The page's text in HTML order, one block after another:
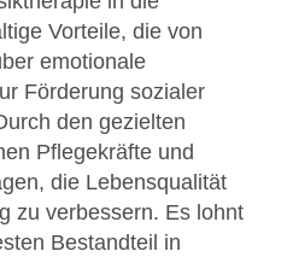
Vorteile, die von
emotionale
Förderung sozialer
den gezielten
Pflegekräfte und
die Lebensqualität
zu verbessern. Es lohnt
Bestandteil in